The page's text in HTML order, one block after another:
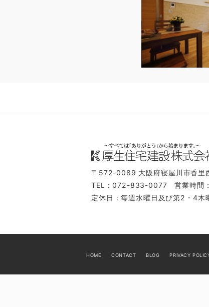
〒572-0089 大阪府寝屋川市香
TEL：072-833-0077
営業時間
定休日：毎週水曜日及び第2・4木
HOME CONTACT BLOG PRIVACY